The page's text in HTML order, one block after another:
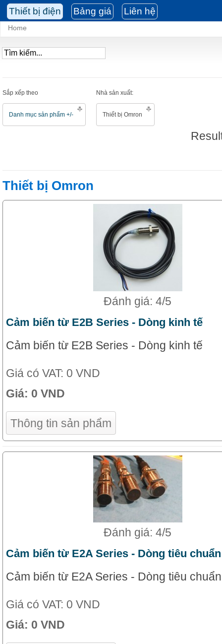
Thiết bị điện Bảng giá Liên hệ
Home
Sắp xếp theo
Danh mục sản phẩm +/-
Nhà sản xuất:
Thiết bị Omron
Thiết bị Omron
Đánh giá: 4/5
Cảm biến từ E2B Series - Dòng kinh tế
Cảm biến từ E2B Series - Dòng kinh tế
Giá có VAT: 0 VND
Giá: 0 VND
Thông tin sản phẩm
Đánh giá: 4/5
Cảm biến từ E2A Series - Dòng tiêu chuẩn
Cảm biến từ E2A Series - Dòng tiêu chuẩn
Giá có VAT: 0 VND
Giá: 0 VND